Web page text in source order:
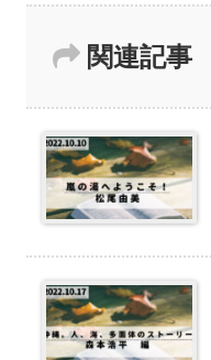
関連記事